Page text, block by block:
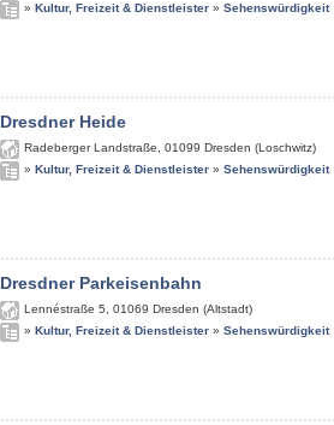
» Kultur, Freizeit & Dienstleister » Sehenswürdigkeit
Dresdner Heide
Radeberger Landstraße 01099 Dresden (Loschwitz)
» Kultur, Freizeit & Dienstleister » Sehenswürdigkeit
Dresdner Parkeisenbahn
Lennéstraße 5 01069 Dresden (Altstadt)
» Kultur, Freizeit & Dienstleister » Sehenswürdigkeit